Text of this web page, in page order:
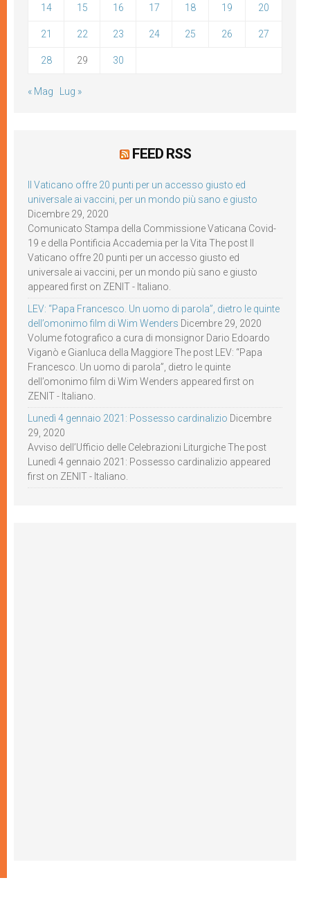
14 15 16 17 18 19 20
21 22 23 24 25 26 27
28 29 30
« Mag Lug »
FEED RSS
Il Vaticano offre 20 punti per un accesso giusto ed
universale ai vaccini, per un mondo più sano e giusto
Dicembre 29, 2020
Comunicato Stampa della Commissione Vaticana Covid-
19 e della Pontificia Accademia per la Vita The post Il
Vaticano offre 20 punti per un accesso giusto ed
universale ai vaccini, per un mondo più sano e giusto
appeared first on ZENIT - Italiano.
LEV: “Papa Francesco. Un uomo di parola”, dietro le quinte
dell’omonimo film di Wim Wenders Dicembre 29, 2020
Volume fotografico a cura di monsignor Dario Edoardo
Viganò e Gianluca della Maggiore The post LEV: “Papa
Francesco. Un uomo di parola”, dietro le quinte
dell’omonimo film di Wim Wenders appeared first on
ZENIT - Italiano.
Lunedì 4 gennaio 2021: Possesso cardinalizio Dicembre
29, 2020
Avviso dell’Ufficio delle Celebrazioni Liturgiche The post
Lunedì 4 gennaio 2021: Possesso cardinalizio appeared
first on ZENIT - Italiano.